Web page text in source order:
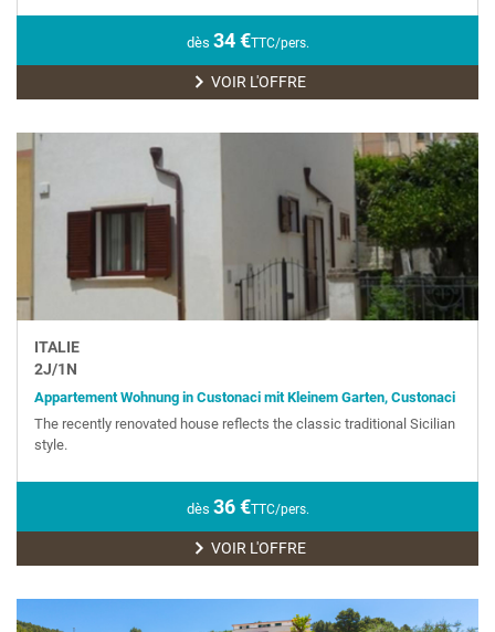
dès 34€TTC/pers.
VOIR L'OFFRE
ITALIE
2J/1N
Appartement Wohnung in Custonaci mit Kleinem Garten, Custonaci
The recently renovated house reflects the classic traditional Sicilian
style.
dès 36€TTC/pers.
VOIR L'OFFRE